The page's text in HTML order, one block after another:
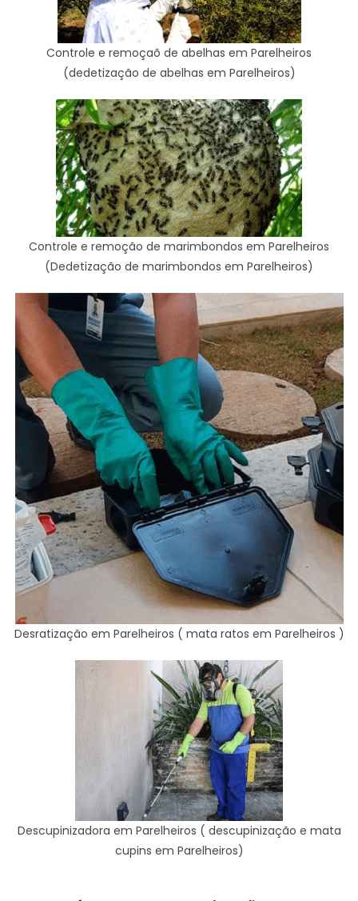
Controle e remoçaõ de abelhas em Parelheiros
(dedetização de abelhas em Parelheiros)
Controle e remoção de marimbondos em Parelheiros
(Dedetização de marimbondos em Parelheiros)
Desratização em Parelheiros ( mata ratos em Parelheiros )
Descupinizadora em Parelheiros ( descupinização e mata
cupins em Parelheiros)